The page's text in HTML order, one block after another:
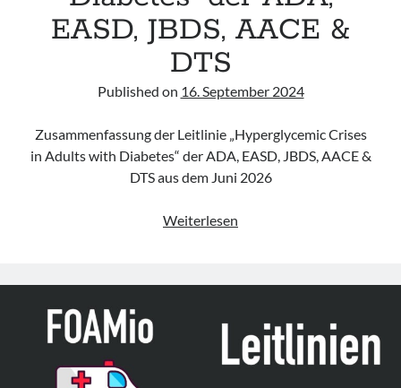
EASD, JBDS, AACE &
DTS
Published on 16. September 2024
Zusammenfassung der Leitlinie „Hyperglycemic Crises
in Adults with Diabetes“ der ADA, EASD, JBDS, AACE &
DTS aus dem Juni 2026
Weiterlesen
in
with
Diabetes“
der